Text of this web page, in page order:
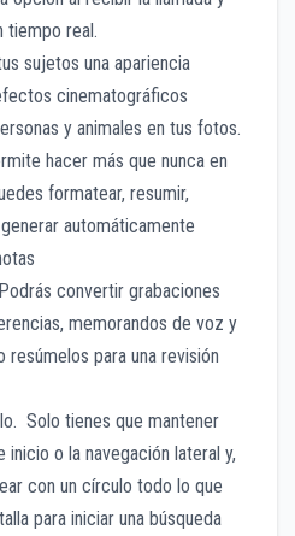
tiempo real.
sujetos una apariencia
cinematográficos
y animales en tus fotos.
hacer más que nunca en
formatear, resumir,
automáticamente
convertir grabaciones
memorandos de voz y
resúmelos para una revisión
Solo tienes que mantener
inicio o la navegación lateral y,
con un círculo todo lo que
para iniciar una búsqueda